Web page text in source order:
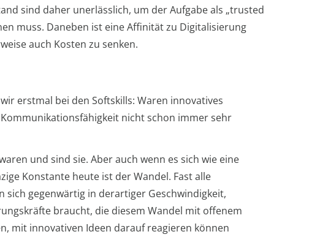
sind daher unerlässlich, um der Aufgabe als „trusted
muss. Daneben ist eine Affinität zu Digitalisierung
auch Kosten zu senken.
erstmal bei den Softskills: Waren innovatives
nicht schon immer sehr
und sind sie. Aber auch wenn es sich wie eine
Konstante heute ist der Wandel. Fast alle
sich gegenwärtig in derartiger Geschwindigkeit,
braucht, die diesem Wandel mit offenem
mit innovativen Ideen darauf reagieren können